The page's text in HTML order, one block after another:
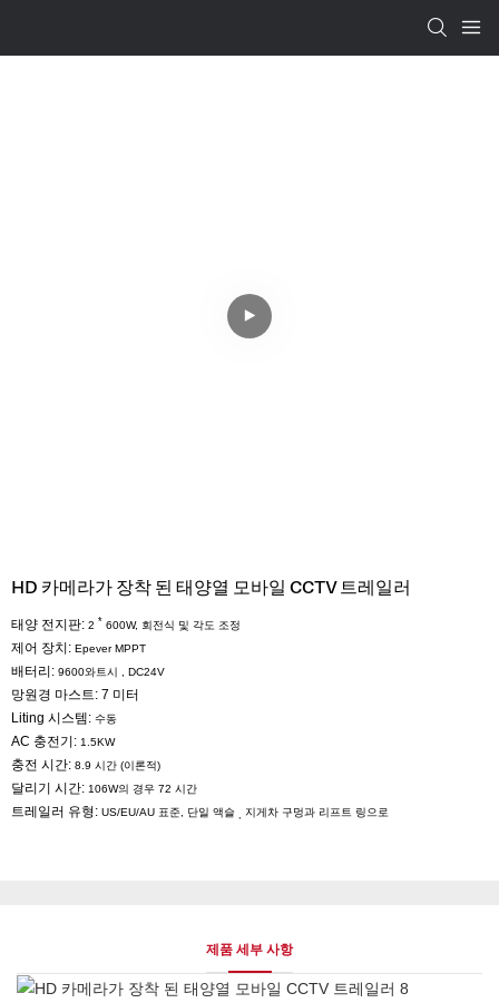
HD 카메라가 장착 된 태양열 모바일 CCTV 트레일러
태양 전지판: 2 * 600W, 회전식 및 각도 조정
제어 장치: EpeverMPPT
배터리: 9600와트시 DC24V
망원경 마스트: 7 미터
Liting 시스템: 수동
AC 충전기: 1.5KW
충전 시간: 8.9 시간 (이론적)
달리기 시간: 106W의 경우 72 시간
트레일러 유형: US/EU/AU 표준, 단일 액슬 , 지게차 구멍과 리프트 링으로
제품 세부 사항